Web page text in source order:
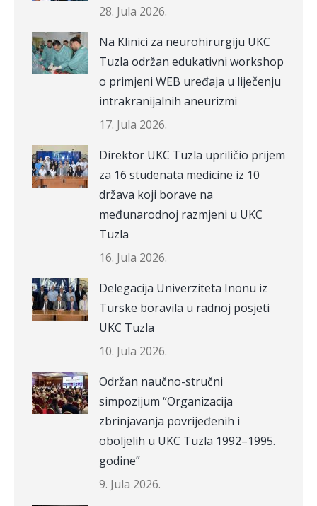
28. Jula 2026.
Na Klinici za neurohirurgiju UKC
Tuzla održan edukativni workshop
o primjeni WEB uređaja u liječenju
intrakranijalnih aneurizmi
17. Jula 2026.
Direktor UKC Tuzla upriličio prijem
za 16 studenata medicine iz 10
država koji borave na
međunarodnoj razmjeni u UKC
Tuzla
16. Jula 2026.
Delegacija Univerziteta Inonu iz
Turske boravila u radnoj posjeti
UKC Tuzla
10. Jula 2026.
Održan naučno-stručni
simpozijum “Organizacija
zbrinjavanja povrijeđenih i
oboljelih u UKC Tuzla 1992–1995.
godine”
9. Jula 2026.